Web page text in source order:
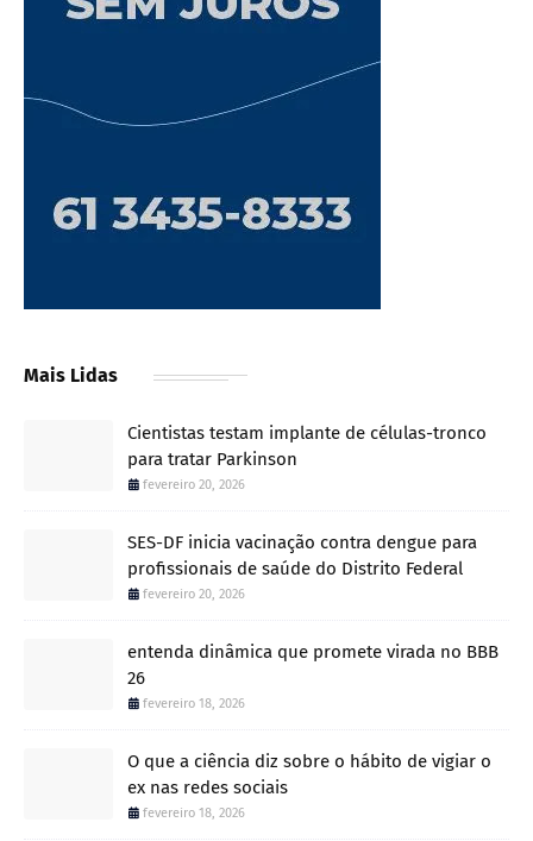
Mais Lidas
Cientistas testam implante de células-tronco
para tratar Parkinson
fevereiro 20, 2026
SES-DF inicia vacinação contra dengue para
profissionais de saúde do Distrito Federal
fevereiro 20, 2026
entenda dinâmica que promete virada no BBB
26
fevereiro 18, 2026
O que a ciência diz sobre o hábito de vigiar o
ex nas redes sociais
fevereiro 18, 2026